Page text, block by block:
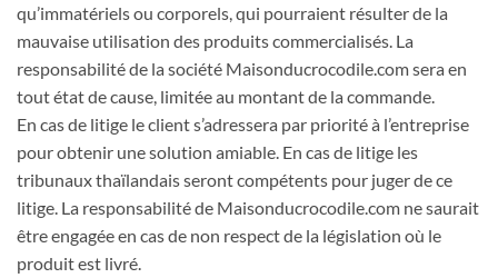
qu’immatériels ou corporels, qui pourraient résulter de la
mauvaise utilisation des produits commercialisés. La
responsabilité de la société Maisonducrocodile.com sera en
tout état de cause, limitée au montant de la commande.
En cas de litige le client s’adressera par priorité à l’entreprise
pour obtenir une solution amiable. En cas de litige les
tribunaux thaïlandais seront compétents pour juger de ce
litige. La responsabilité de Maisonducrocodile.com ne saurait
être engagée en cas de non respect de la législation où le
produit est livré.